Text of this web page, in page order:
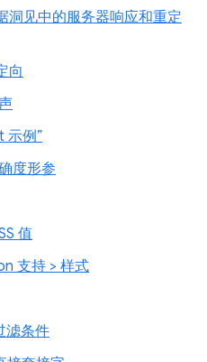
洞见中的服务器响应和重定
向
示例”
度形参
值
支持 > 样式
滤条件